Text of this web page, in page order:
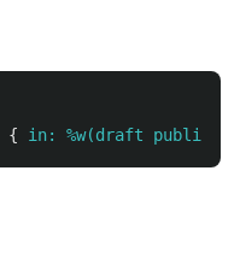
{ in: %w(draft publish